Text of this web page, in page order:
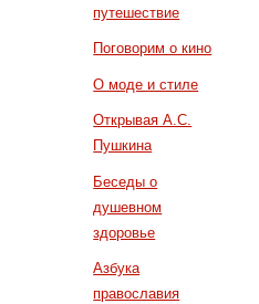
путешествие
Поговорим о кино
О моде и стиле
Открывая А.С.
Пушкина
Беседы о
душевном
здоровье
Азбука
православия